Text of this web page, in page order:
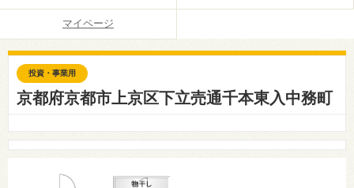
マイページ
投資・事業用
京都府京都市上京区下立売通千本東入中務町